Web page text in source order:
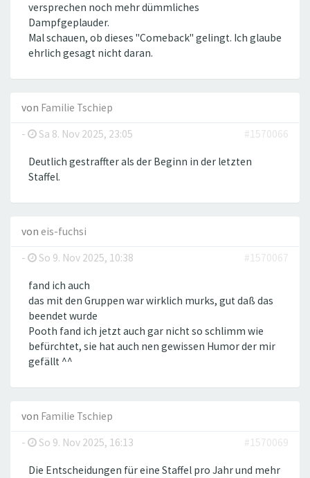
versprechen noch mehr dümmliches
Dampfgeplauder.
Mal schauen, ob dieses "Comeback" gelingt. Ich glaube
ehrlich gesagt nicht daran.
von Familie Tschiep
-
Sa 8. Nov 2025, 23:05 #1570066
Deutlich gestraffter als der Beginn in der letzten
Staffel.
von eis-fuchsi
-
So 9. Nov 2025, 10:38 #1570067
fand ich auch
das mit den Gruppen war wirklich murks, gut daß das
beendet wurde
Pooth fand ich jetzt auch gar nicht so schlimm wie
befürchtet, sie hat auch nen gewissen Humor der mir
gefällt ^^
von Familie Tschiep
-
So 9. Nov 2025, 16:13 #1570069
Die Entscheidungen für eine Staffel pro Jahr und mehr